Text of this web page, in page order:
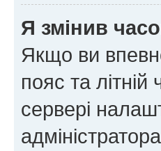
Я змінив
Якщо ви
пояс та
сервері